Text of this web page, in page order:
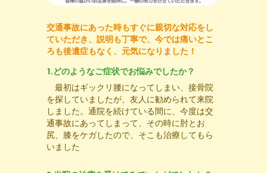
交通事故にあった時もすぐに親切な対応をし
ていただき、説明も丁寧で、今では痛いとこ
ろも後遺症もなく、元気になりました！
1.どのようなご症状でお悩みでしたか？
最初はギックリ腰になってしまい、接骨院
を探していましたが、友人に勧められて来院
しました。通院を続けている間に、今度は交
通事故にあってしまって、その時に肘とお
尻、膝をケガしたので、そこも治療してもら
いました